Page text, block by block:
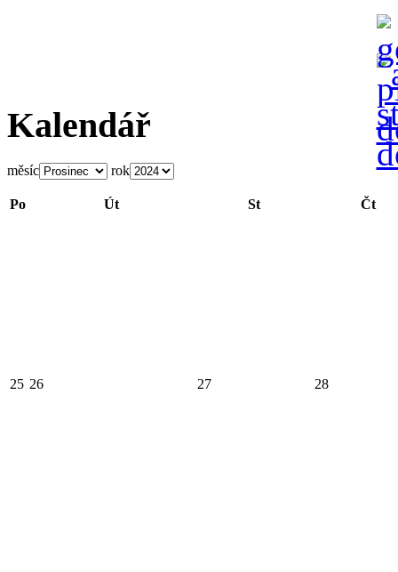
Kalendář
měsíc rok
Po Út St Čt
25 26 27 28